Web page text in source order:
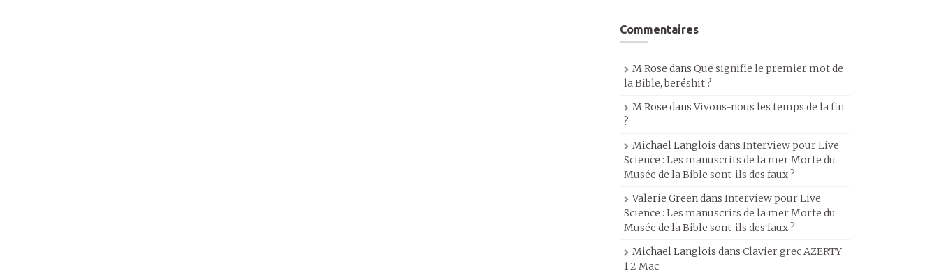
Commentaires
M.Rose dans Que signifie le premier mot de
la Bible, beréshit ?
M.Rose dansVivons-nous les temps de la fin
?
Michael Langlois dans Interview pour Live
Science : Les manuscrits de la mer Morte du
Musée de la Bible sont-ils des faux ?
Valerie Greendans Interview pour Live
Science : Les manuscrits de la mer Morte du
Musée de la Bible sont-ils des faux ?
Michael Langlois dans Clavier grec AZERTY
1.2 Mac